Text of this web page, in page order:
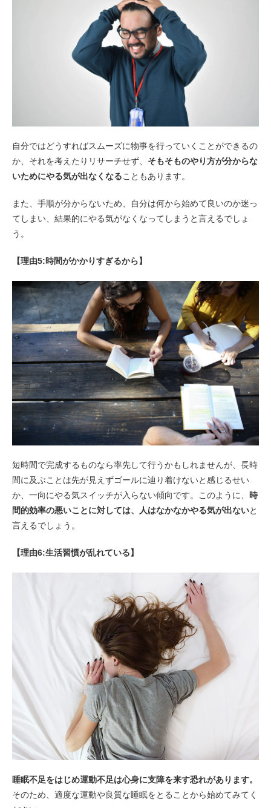
自分ではどうすればスムーズに物事を行っていくことができるの
か、それを考えたりリサーチせず、 そもそものやり方が分からな
いためにやる気が出なくなることもあります。
また、手順が分からないため、自分は何から始めて良いのか迷っ
てしまい、結果的にやる気がなくなってしまうと言えるでしょ
う。
【理由5:時間がかかりすぎるから】
短時間で完成するものなら率先して行うかもしれませんが、長時
間に及ぶことは先が見えずゴールに辿り着けないと感じるせい
か、一向にやる気スイッチが入らない傾向です。このように、 時
間的効率の悪いことに対しては、人はなかなかやる気が出ないと
言えるでしょう。
【理由6:生活習慣が乱れている】
睡眠不足をはじめ運動不足は心身に支障を来す恐れがあります。
そのため、適度な運動や良質な睡眠をとることから始めてみてく